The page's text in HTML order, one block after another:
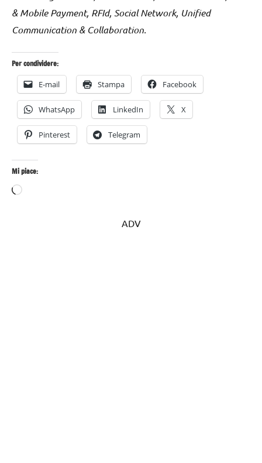
& Mobile Payment, RFId, Social Network, Unified
Communication & Collaboration.
Per condividere:
E-mail Stampa Facebook
WhatsApp LinkedIn X
Pinterest Telegram
Mi piace:
Caricamento
ADV